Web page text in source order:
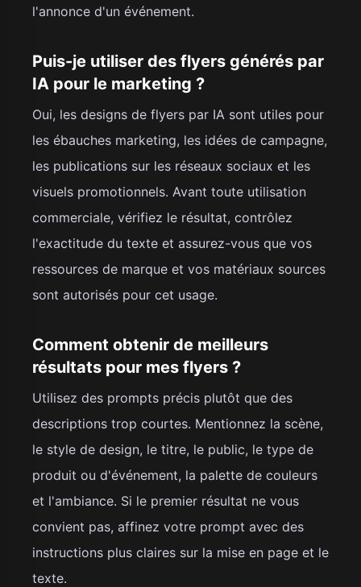
l'annonce d'un événement.
Puis-je utiliser des flyers générés par
IA pour le marketing ?
Oui, les designs de flyers par IA sont utiles pour
les ébauches marketing, les idées de campagne,
les publications sur les réseaux sociaux et les
visuels promotionnels. Avant toute utilisation
commerciale, vérifiez le résultat, contrôlez
l'exactitude du texte et assurez-vous que vos
ressources de marque et vos matériaux sources
sont autorisés pour cet usage.
Comment obtenir de meilleurs
résultats pour mes flyers ?
Utilisez des prompts précis plutôt que des
descriptions trop courtes. Mentionnez la scène,
le style de design, le titre, le public, le type de
produit ou d'événement, la palette de couleurs
et l'ambiance. Si le premier résultat ne vous
convient pas, affinez votre prompt avec des
instructions plus claires sur la mise en page et le
texte.